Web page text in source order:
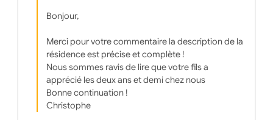
Bonjour,
Merci pour votre commentaire la description de la
résidence est précise et complète !
Nous sommes ravis de lire que votre fils a
apprécié les deux ans et demi chez nous
Bonne continuation !
Christophe